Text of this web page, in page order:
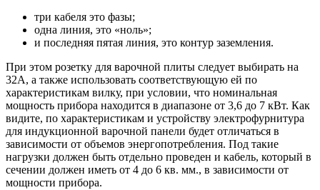
три кабеля это фазы;
одна линия, это «ноль»;
и последняя пятая линия, это контур заземления.
При этом розетку для варочной плиты следует выбирать на
32А, а также использовать соответствующую ей по
характеристикам вилку, при условии, что номинальная
мощность прибора находится в диапазоне от 3,6 до 7 кВт. Как
видите, по характеристикам и устройству электрофурнитура
для индукционной варочной панели будет отличаться в
зависимости от объемов энергопотребления. Под такие
нагрузки должен быть отдельно проведен и кабель, который в
сечении должен иметь от 4 до 6 кв. мм., в зависимости от
мощности прибора.